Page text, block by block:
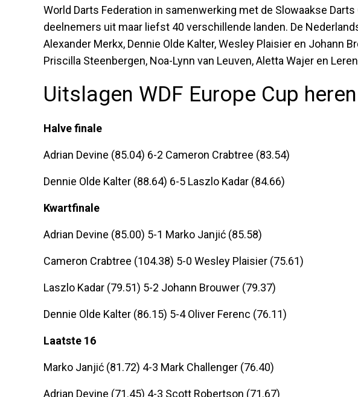
World Darts Federation in samenwerking met de Slowaakse
deelnemers uit maar liefst 40 verschillende landen. De
Alexander Merkx, Dennie Olde Kalter, Wesley Plaisier en Johann
Priscilla Steenbergen, Noa-Lynn van Leuven, Aletta Wajer en
Uitslagen WDF Europe Cup
Halve finale
Adrian Devine (85.04) 6-2 Cameron Crabtree (83.54)
Dennie Olde Kalter (88.64) 6-5 Laszlo Kadar (84.66)
Kwartfinale
Adrian Devine (85.00) 5-1 Marko Janjić (85.58)
Cameron Crabtree (104.38) 5-0 Wesley Plaisier (75.61)
Laszlo Kadar (79.51) 5-2 Johann Brouwer (79.37)
Dennie Olde Kalter (86.15) 5-4 Oliver Ferenc (76.11)
Laatste 16
Marko Janjić (81.72) 4-3 Mark Challenger (76.40)
Adrian Devine (71.45) 4-3 Scott Robertson (71.67)